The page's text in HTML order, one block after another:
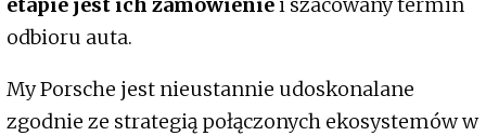
odbioru auta.
My Porsche jest nieustannie udoskonalane
zgodnie ze strategią połączonych ekosystemów w